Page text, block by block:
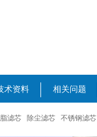
术资料 相关问题
滤芯 除尘滤芯 不锈钢滤芯